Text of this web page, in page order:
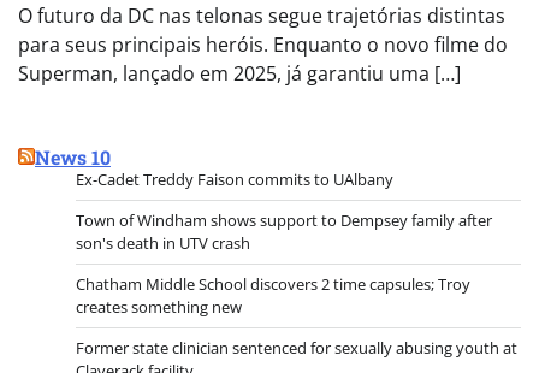
O futuro da DC nas telonas segue trajetórias distintas
para seus principais heróis. Enquanto o novo filme do
Superman, lançado em 2025, já garantiu uma […]
News 10
Ex-Cadet Treddy Faison commits to UAlbany
Town of Windham shows support to Dempsey family after
son's death in UTV crash
Chatham Middle School discovers 2 time capsules; Troy
creates something new
Former state clinician sentenced for sexually abusing youth at